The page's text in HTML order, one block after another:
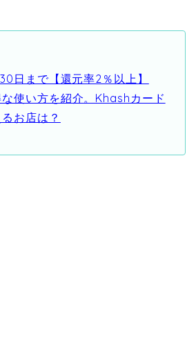
日まで【還元率2％以上】
使い方を紹介。Khashカード
お店は？